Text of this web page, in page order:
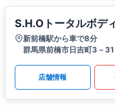
S.H.Oトータルボデ
新前橋駅から車で8分
群馬県前橋市日吉町3－
店舗情報